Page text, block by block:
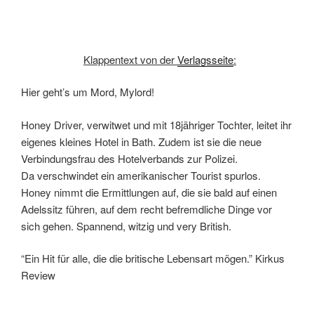
Klappentext von derVerlagsseite:
Hier geht’s um Mord, Mylord!
Honey Driver, verwitwet und mit 18jähriger Tochter, leitet ihr
eigenes kleines Hotel in Bath. Zudem ist sie die neue
Verbindungsfrau des Hotelverbands zur Polizei.
Da verschwindet ein amerikanischer Tourist spurlos.
Honey nimmt die Ermittlungen auf, die sie bald auf einen
Adelssitz führen, auf dem recht befremdliche Dinge vor
sich gehen. Spannend, witzig und very British.
“Ein Hit für alle, die die britische Lebensart mögen.” Kirkus
Review